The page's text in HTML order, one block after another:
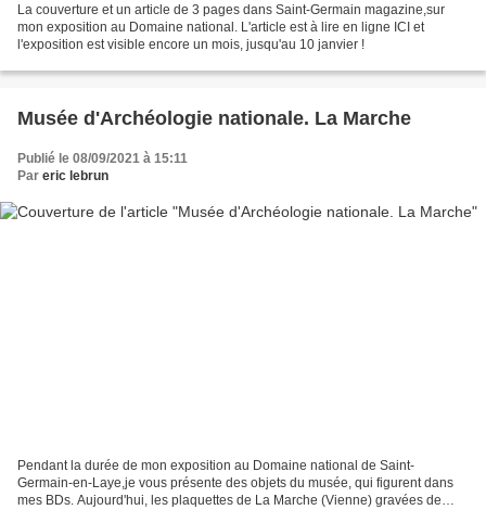
La couverture et un article de 3 pages dans Saint-Germain magazine,sur
mon exposition au Domaine national. L'article est à lire en ligne ICI et
l'exposition est visible encore un mois, jusqu'au 10 janvier !
Musée d'Archéologie nationale. La Marche
Publié le 08/09/2021 à 15:11
Par eric lebrun
Pendant la durée de mon exposition au Domaine national de Saint-
Germain-en-Laye,je vous présente des objets du musée, qui figurent dans
mes BDs. Aujourd'hui, les plaquettes de La Marche (Vienne) gravées de